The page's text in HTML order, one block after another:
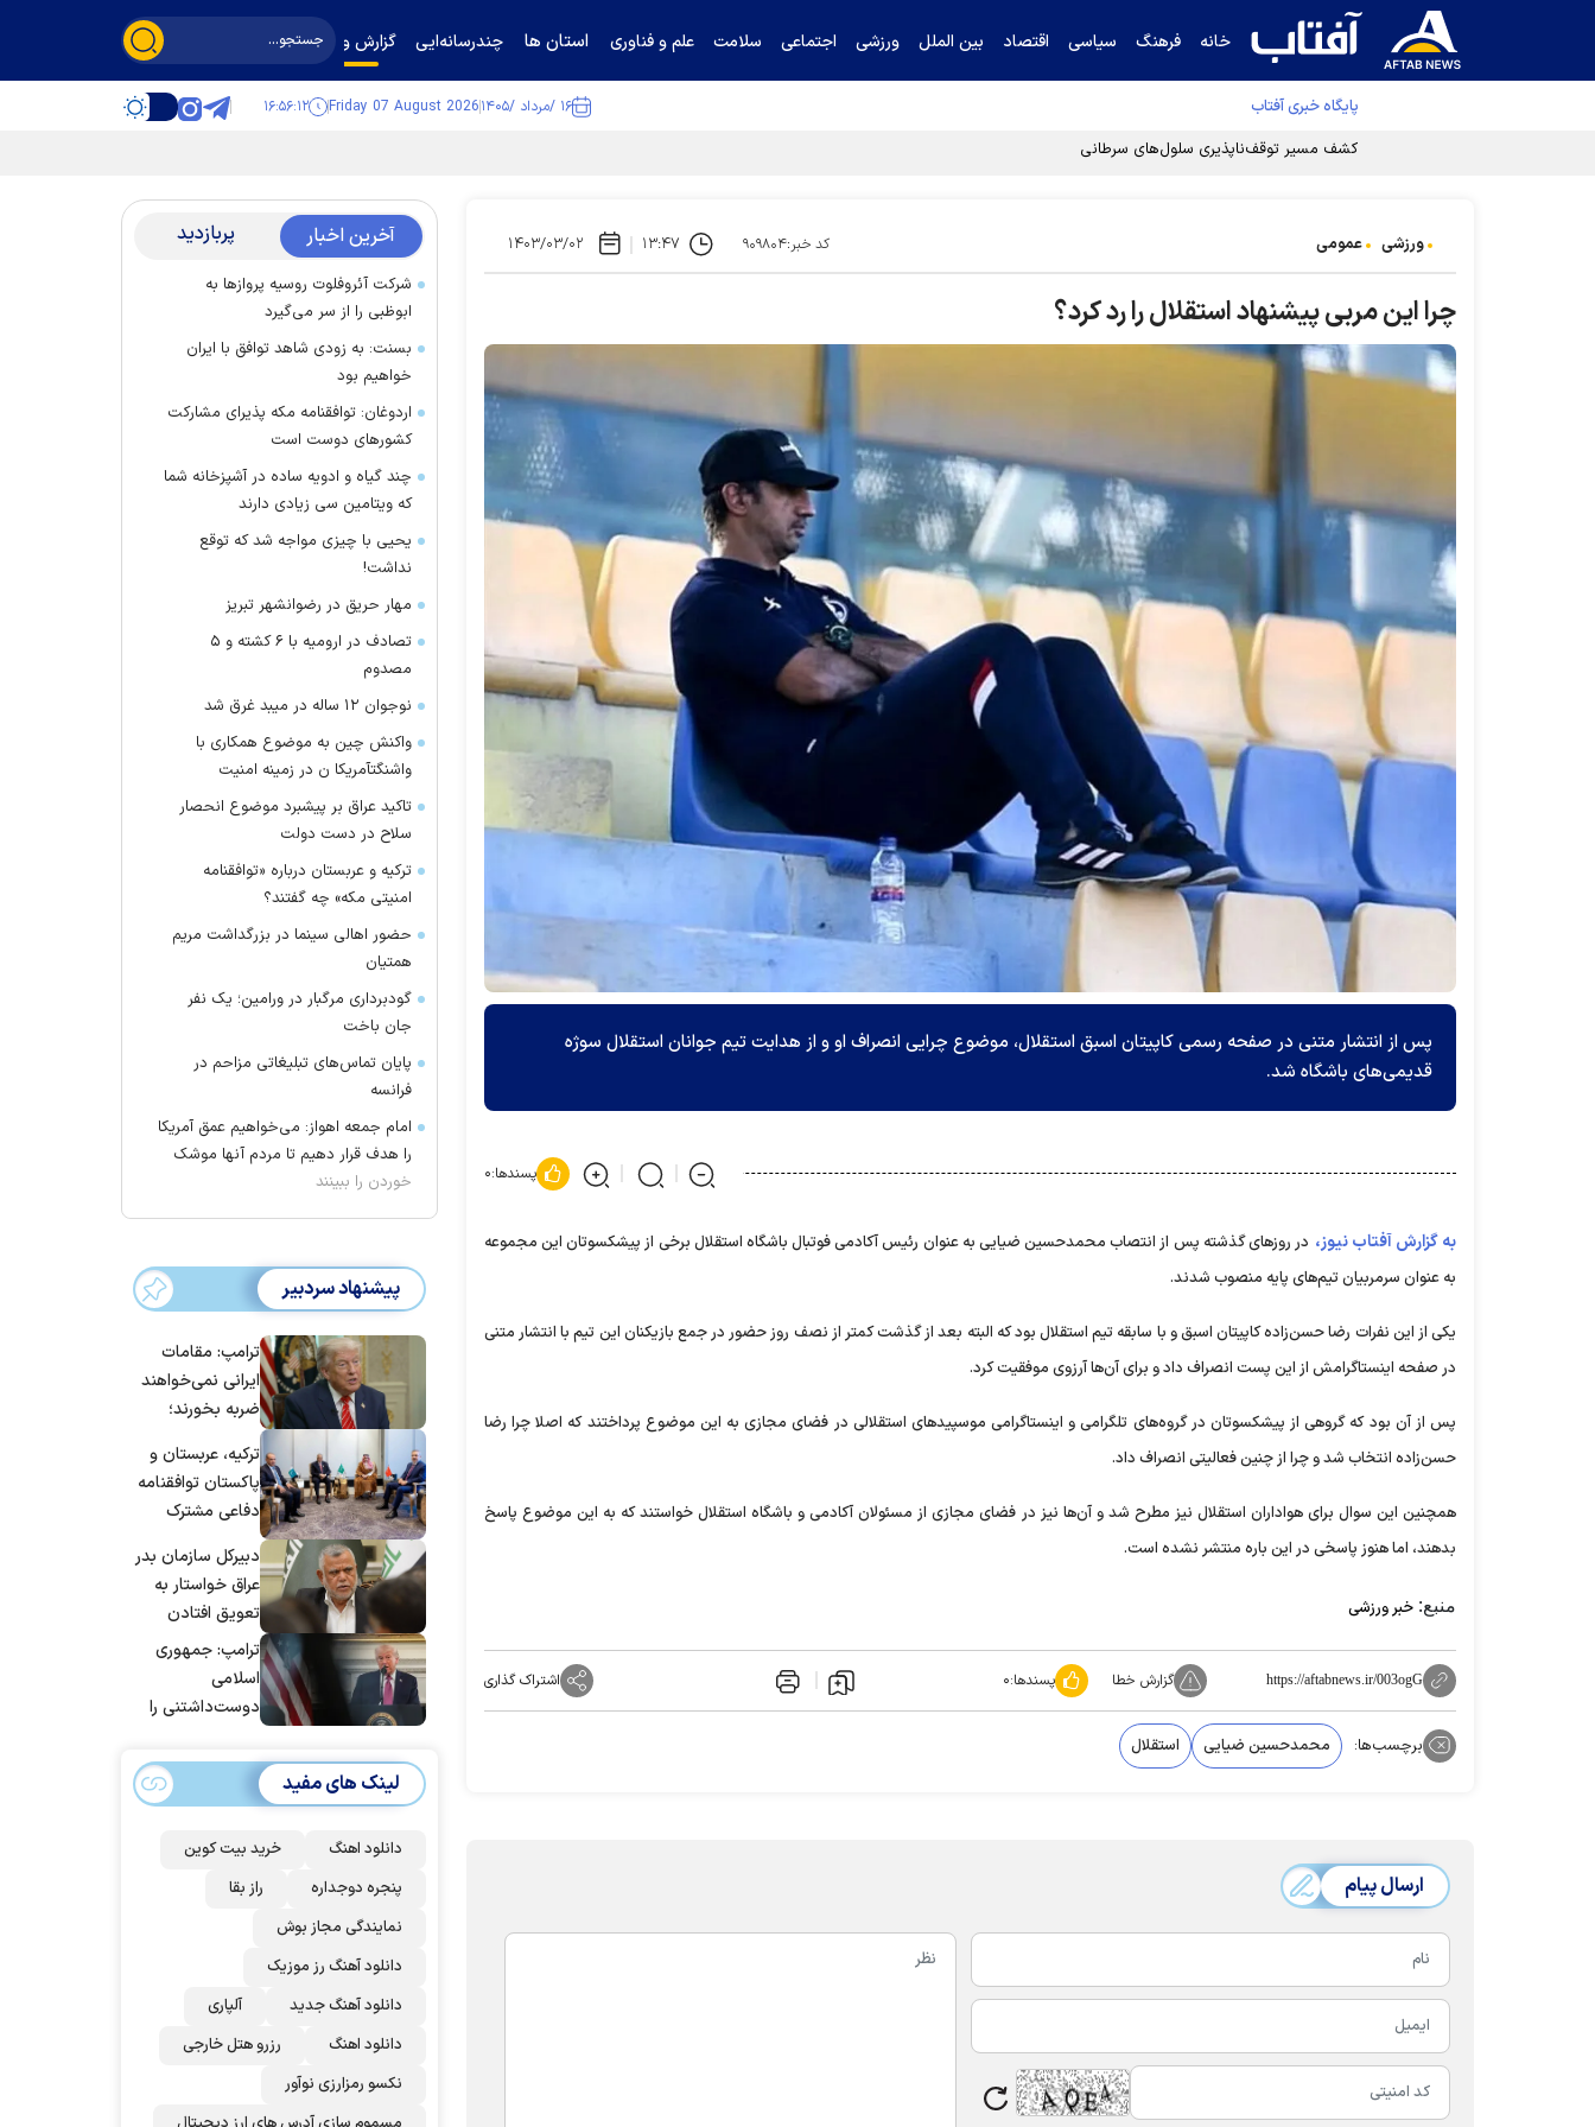
خانه فرهنگ سیاسی اقتصاد بین الملل ورزشی اجتماعی سلامت علم و فناوری استان ها چندرسانه‌ایی گزارش و گفت‌وگو
پایگاه خبری آفتاب ۱۶ /مرداد /۱۴۰۵ Friday 07 August 2026 ۱۶:۵۶:۱۳
کشف مسیر توقف‌ناپذیری سلول‌های سرطانی
ورزشی عمومی کد خبر:۹۰۹۸۰۴ ۱۳:۴۷ ۱۴۰۳/۰۳/۰۲
چرا این مربی پیشنهاد استقلال را رد کرد؟
پس از انتشار متنی در صفحه رسمی کاپیتان اسبق استقلال، موضوع چرایی انصراف او و از هدایت تیم جوانان استقلال سوژه
قدیمی‌های باشگاه شد.
پسندها:۰
به گزارش آفتاب نیوز، در روز‌های گذشته پس از انتصاب محمدحسین ضیایی به عنوان رئیس آکادمی فوتبال باشگاه استقلال برخی از پیشکسوتان این مجموعه
به عنوان سرمربیان تیم‌های پایه منصوب شدند.
یکی از این نفرات رضا حسن‌زاده کاپیتان اسبق و با سابقه تیم استقلال بود که البته بعد از گذشت کمتر از نصف روز حضور در جمع بازیکنان این تیم با انتشار متنی
در صفحه اینستاگرامش از این پست انصراف داد و برای آن‌ها آرزوی موفقیت کرد.
پس از آن بود که گروهی از پیشکسوتان در گروه‌های تلگرامی و اینستاگرامی موسپید‌های استقلالی در فضای مجازی به این موضوع پرداختند که اصلا چرا رضا
حسن‌زاده انتخاب شد و چرا از چنین فعالیتی انصراف داد.
همچنین این سوال برای هواداران استقلال نیز مطرح شد و آن‌ها نیز در فضای مجازی از مسئولان آکادمی و باشگاه استقلال خواستند که به این موضوع پاسخ
بدهند، اما هنوز پاسخی در این باره منتشر نشده است.
منبع: خبر ورزشی
https://aftabnews.ir/003ogG گزارش خطا پسندها:۰ اشتراک گذاری
برچسب‌ها: محمدحسین ضیایی استقلال
ارسال پیام
آخرین اخبار پربازدید
شرکت آئروفلوت روسیه پرواز‌ها به
ابوظبی را از سر می‌گیرد
بسنت: به زودی شاهد توافق با ایران
خواهیم بود
اردوغان: توافقنامه مکه پذیرای مشارکت
کشور‌های دوست است
چند گیاه و ادویه ساده در آشپزخانه شما
که ویتامین سی زیادی دارند
یحیی با چیزی مواجه شد که توقع
نداشت!
مهار حریق در رضوانشهر تبریز
تصادف در ارومیه با ۶ کشته و ۵
مصدوم
نوجوان ۱۲ ساله در میبد غرق شد
واکنش چین به موضوع همکاری با
واشنگتآمریکا ن در زمینه امنیت
تاکید عراق بر پیشبرد موضوع انحصار
سلاح در دست دولت
ترکیه و عربستان درباره «توافقنامه
امنیتی مکه» چه گفتند؟
حضور اهالی سینما در بزرگداشت مریم
همتیان
گودبرداری مرگبار در ورامین؛ یک نفر
جان باخت
پایان تماس‌های تبلیغاتی مزاحم در
فرانسه
امام جمعه اهواز: می‌خواهیم عمق آمریکا
را هدف قرار دهیم تا مردم آنها موشک
خوردن را ببینند
پیشنهاد سردبیر
ترامپ: مقامات
ایرانی نمی‌خواهند
ضربه بخورند؛
توافق برسند
ترکیه، عربستان و
پاکستان توافقنامه
دفاعی مشترک
دبیرکل سازمان بدر
عراق خواستار به
تعویق افتادن
پاسخ به حمله
عربستان و آمریکا
شد
ترامپ: جمهوری
اسلامی
دوست‌داشتنی را
برای بزرگ‌ترین
حمله آماده بودیم
است، درست
است؟
لینک های مفید
دانلود اهنگ
خرید بیت کوین
پنجره دوجداره
راز بقا
نمایندگی مجاز بوش
دانلود آهنگ رز‌ موزیک
دانلود آهنگ جدید
آلپاری
دانلود اهنگ
رزرو هتل خارجی
نکسو رمزارزی نوآور